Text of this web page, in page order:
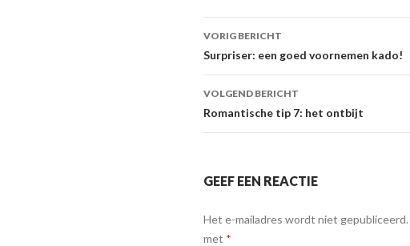
Berichtnavigatie
VORIG BERICHT
Surpriser: een goed voornemen kado!
VOLGEND BERICHT
Romantische tip 7: het ontbijt
GEEF EEN REACTIE
Het e-mailadres wordt niet gepubliceerd.
met *